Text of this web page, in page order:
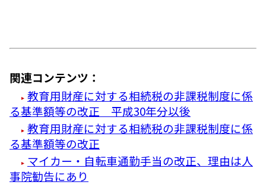
関連コンテンツ：
教育用財産に対する相続税の非課税制度に係
る基準額等の改正 平成30年分以後
教育用財産に対する相続税の非課税制度に係
る基準額等の改正
マイカー・自転車通勤手当の改正、理由は人
事院勧告にあり